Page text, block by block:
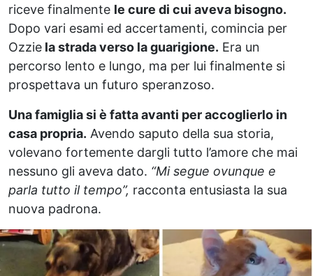
riceve finalmente le cure di cui aveva bisogno.
Dopo vari esami ed accertamenti, comincia per
Ozzie la strada verso la guarigione. Era un
percorso lento e lungo, ma per lui finalmente si
prospettava un futuro speranzoso.
Una famiglia si è fatta avanti per accoglierlo in
casa propria. Avendo saputo della sua storia,
volevano fortemente dargli tutto l’amore che mai
nessuno gli aveva dato. “Mi segue ovunque e
parla tutto il tempo”, racconta entusiasta la sua
nuova padrona.